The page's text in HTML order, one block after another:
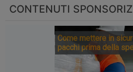
CONTENUTI
Come mettere in
pacchi prima della